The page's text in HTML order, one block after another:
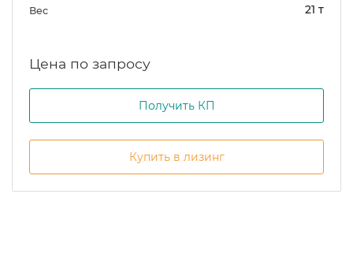
Вес 21 т
Цена по запросу
Получить КП
Купить в лизинг